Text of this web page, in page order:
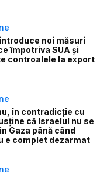
noi măsuri
împotriva SUA și
controalele la export
în contradicție cu
că Israelul nu se
Gaza până când
e complet dezarmat